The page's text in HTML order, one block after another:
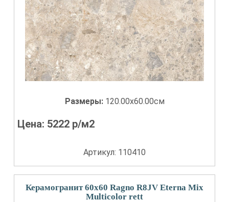
Размеры: 120.00x60.00см
Цена: 5222 р/м2
Артикул: 110410
Керамогранит 60x60 Ragno R8JV Eterna Mix
Multicolor rett